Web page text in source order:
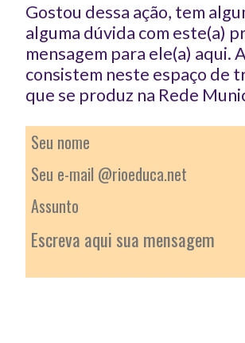
Gostou dessa ação, tem
alguma dúvida com este(a)
mensagem para ele(a) aqui.
consistem neste espaço de
que se produz na Rede